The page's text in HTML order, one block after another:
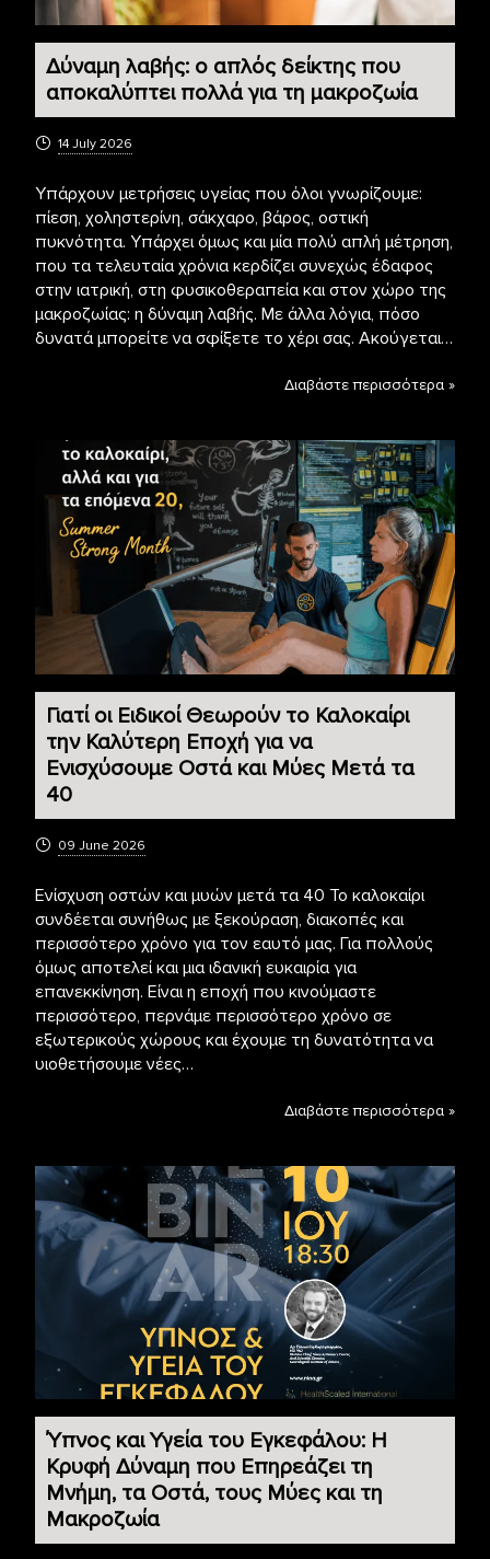
Δύναμη λαβής: ο απλός δείκτης που
αποκαλύπτει πολλά για τη μακροζωία
14 July 2026
Υπάρχουν μετρήσεις υγείας που όλοι γνωρίζουμε:
πίεση, χοληστερίνη, σάκχαρο, βάρος, οστική
πυκνότητα. Υπάρχει όμως και μία πολύ απλή μέτρηση,
που τα τελευταία χρόνια κερδίζει συνεχώς έδαφος
στην ιατρική, στη φυσικοθεραπεία και στον χώρο της
μακροζωίας: η δύναμη λαβής. Με άλλα λόγια, πόσο
δυνατά μπορείτε να σφίξετε το χέρι σας. Ακούγεται…
Διαβάστε περισσότερα »
Γιατί οι Ειδικοί Θεωρούν το Καλοκαίρι
την Καλύτερη Εποχή για να
Ενισχύσουμε Οστά και Μύες Μετά τα
40
09 June 2026
Ενίσχυση οστών και μυών μετά τα 40 Το καλοκαίρι
συνδέεται συνήθως με ξεκούραση, διακοπές και
περισσότερο χρόνο για τον εαυτό μας. Για πολλούς
όμως αποτελεί και μια ιδανική ευκαιρία για
επανεκκίνηση. Είναι η εποχή που κινούμαστε
περισσότερο, περνάμε περισσότερο χρόνο σε
εξωτερικούς χώρους και έχουμε τη δυνατότητα να
υιοθετήσουμε νέες…
Διαβάστε περισσότερα »
Ύπνος και Υγεία του Εγκεφάλου: Η
Κρυφή Δύναμη που Επηρεάζει τη
Μνήμη, τα Οστά, τους Μύες και τη
Μακροζωία